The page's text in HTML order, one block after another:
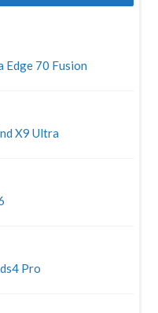
70 Fusion
X9 Ultra
Pro